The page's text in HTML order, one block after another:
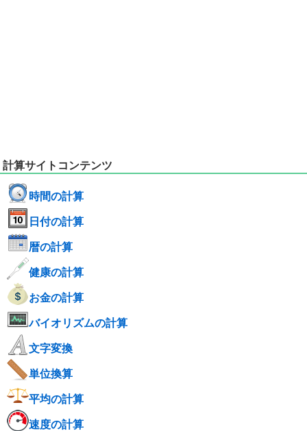
計算サイトコンテンツ
時間の計算
日付の計算
暦の計算
健康の計算
お金の計算
バイオリズムの計算
文字変換
単位換算
平均の計算
速度の計算